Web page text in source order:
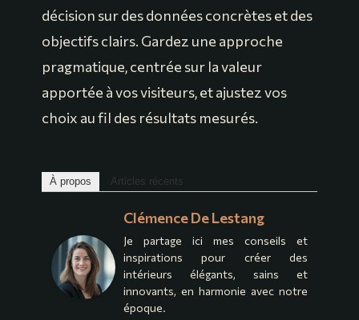
décision sur des données concrètes et des
objectifs clairs. Gardez une approche
pragmatique, centrée sur la valeur
apportée à vos visiteurs, et ajustez vos
choix au fil des résultats mesurés.
À propos Articles récents
Clémence De Lestang
Je partage ici mes conseils et
inspirations pour créer des
intérieurs élégants, sains et
innovants, en harmonie avec notre
époque.